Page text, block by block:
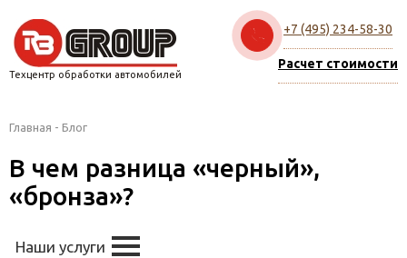
Техцентр обработки автомобилей
+7 (495) 234-58-30
Расчет стоимости
Главная - Блог
В чем разница «черный»,
«бронза»?
Наши услуги